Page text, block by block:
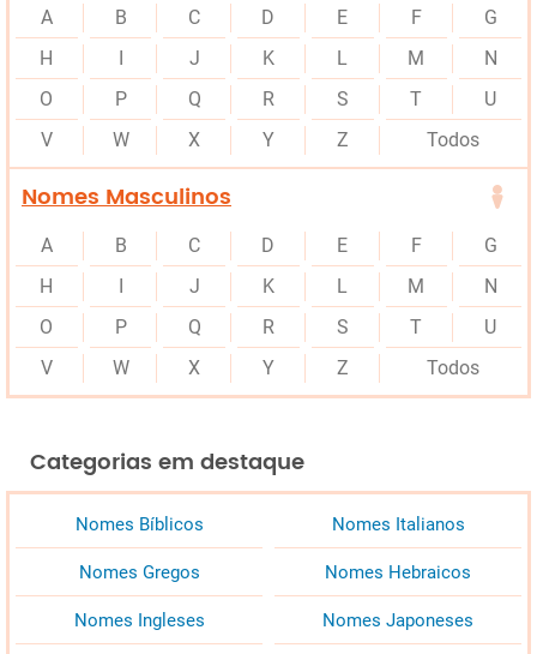
A B C D E F
G
H
J K L M
N
O
P Q R S T
U
V
W X Y Z Todos
Nomes Masculinos
A B C D E F
G
H
J K L M
N
O
P Q R S T
U
V
W X Y Z Todos
Categorias em destaque
Nomes Bíblicos Nomes Italianos
Nomes Gregos Nomes Hebraicos
Nomes Ingleses Nomes Japoneses